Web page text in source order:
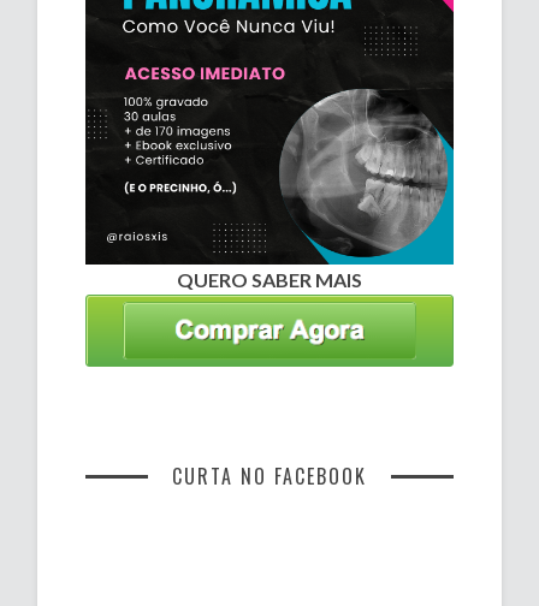
QUERO SABER MAIS
CURTA NO FACEBOOK